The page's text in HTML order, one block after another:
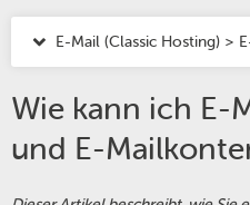
E-Mail (Classic Hosting) >
Wie kann ich E-
und E-